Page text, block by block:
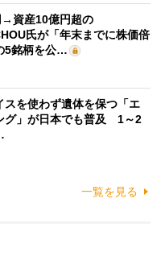
→資産10億円超の
氏が「年末までに株価倍
5銘柄を公…
スを使わず遺体を保つ「エ
グ」が日本でも普及 1～2
一覧を見る